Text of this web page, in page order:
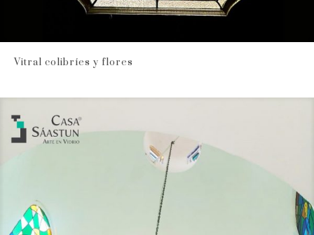
Vitral colibríes y flores